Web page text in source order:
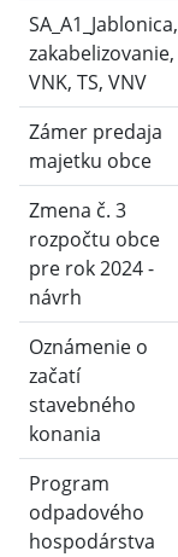
SA_A1_Jablonica,
zakabelizovanie,
VNK, TS, VNV
Zámer predaja
majetku obce
Zmena č. 3
rozpočtu obce
pre rok 2024 -
návrh
Oznámenie o
začatí
stavebného
konania
Program
odpadového
hospodárstva